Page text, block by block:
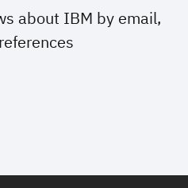
about IBM by email,